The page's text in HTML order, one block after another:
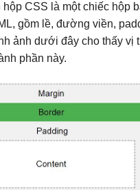
CSS là một chiếc hộp
gồm lề, đường viền,
ảnh dưới đây cho thấy vị
phần này.